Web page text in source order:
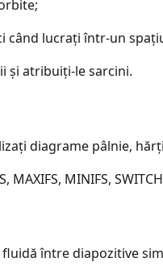
când lucrați într-un
și atribuiți-le sarcini.
diagrame pâlnie,
MINIFS,
între diapozitive